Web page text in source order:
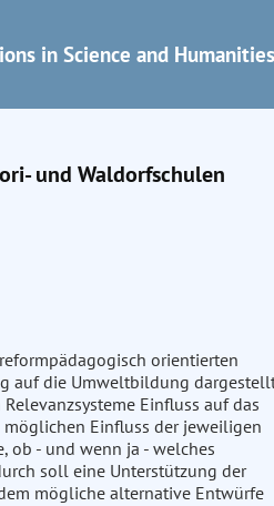
in Science and Humanities
und Waldorfschulen
orientierten
auf die Umweltbildung
Einfluss auf das
Einfluss der jeweiligen
ob - und wenn ja - welches
soll eine Unterstützung der
mögliche alternative Entwürfe